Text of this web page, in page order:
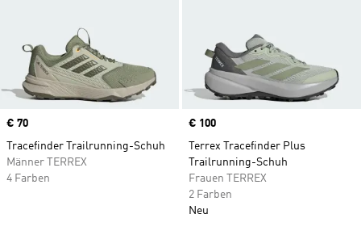
Price
€ 70
Tracefinder Trailrunning-Schuh
Männer TERREX
4 Farben
Price
€ 100
Terrex Tracefinder Plus
Trailrunning-Schuh
Frauen TERREX
2 Farben
Neu